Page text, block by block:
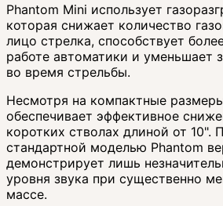
Phantom Mini использует
которая снижает количество
лицо стрелка, способствует
работе автоматики и уменьшает
во время стрельбы.
Несмотря на компактные
обеспечивает эффективное
коротких стволах длиной от 10".
стандартной моделью Phantom
демонстрирует лишь
уровня звука при существенно
массе.